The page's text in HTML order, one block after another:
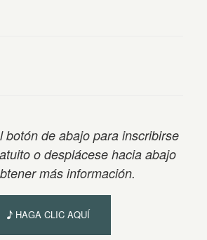
botón de abajo para inscribirse
o desplácese hacia abajo
más información.
HAGA CLIC AQUÍ